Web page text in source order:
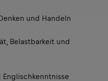
und Handeln
Belastbarkeit und